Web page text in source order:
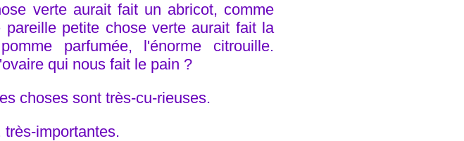
verte aurait fait un abricot, comme
petite chose verte aurait fait la
parfumée, l'énorme citrouille.
qui nous fait le pain ?
choses sont très-cu-rieuses.
importantes.